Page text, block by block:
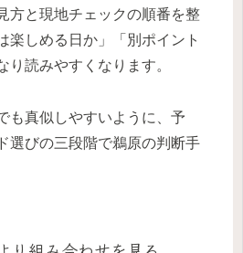
方と現地チェックの順番を整
楽しめる日か」「別ポイント
り読みやすくなります。
も真似しやすいように、予
選びの三段階で鵜原の判断手